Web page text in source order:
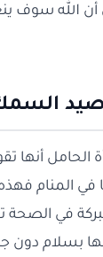
أن الله سوف
السمك
الحامل أنها
في المنام
في
دون